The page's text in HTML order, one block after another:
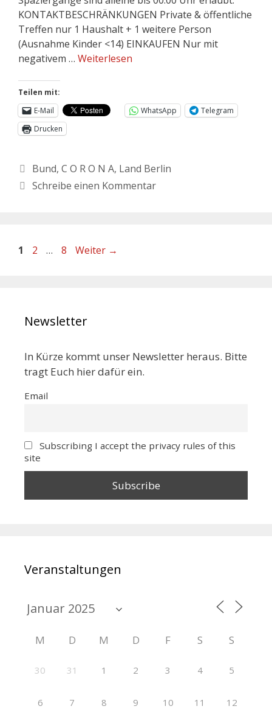
KONTAKTBESCHRÄNKUNGEN Private & öffentliche
Treffen nur 1 Haushalt + 1 weitere Person
(Ausnahme Kinder <14) EINKAUFEN Nur mit
negativem … Weiterlesen
Teilen mit:
E-Mail
WhatsApp
Telegram
Drucken
Bund, C O R O N A, Land Berlin
Schreibe einen Kommentar
1 2 … 8 Weiter →
Newsletter
In Kürze kommt unser Newsletter heraus. Bitte
tragt Euch hier dafür ein.
Email
Subscribing I accept the privacy rules of this
site
Veranstaltungen
M D M D F S S
30 31 1 2 3 4 5
6 7 8 9 10 11 12